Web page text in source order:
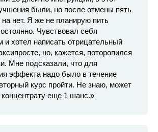
были, но после отмены пять
нет. Я же не планирую пить
Чувствовал себя
и хотел написать отрицательный
но, кажется, поторопился
Мне подсказали, что для
эффекта надо было в течение
курс пройти. Не знаю, может
еще 1 шанс.»